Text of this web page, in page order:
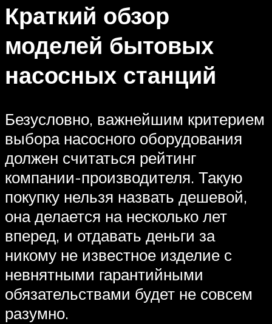
Краткий обзор
моделей бытовых
насосных станций
Безусловно, важнейшим критерием
выбора насосного оборудования
должен считаться рейтинг
компании-производителя. Такую
покупку нельзя назвать дешевой,
она делается на несколько лет
вперед, и отдавать деньги за
никому не известное изделие с
невнятными гарантийными
обязательствами будет не совсем
разумно.